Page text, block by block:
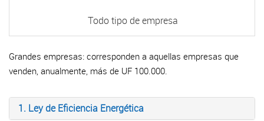
Todo tipo de empresa
Grandes empresas: corresponden a aquellas empresas que
venden, anualmente, más de UF 100.000.
1. Ley de Eficiencia Energética